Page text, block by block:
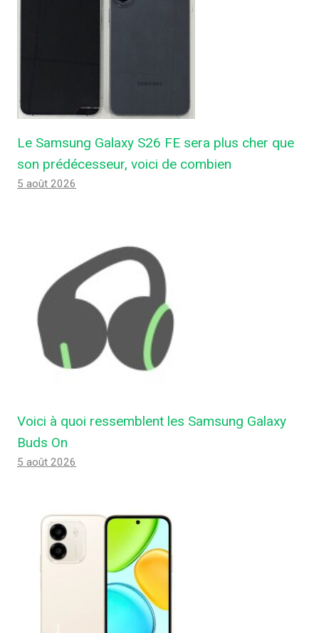
Le Samsung Galaxy S26 FE sera plus cher que
son prédécesseur, voici de combien
5 août 2026
Voici à quoi ressemblent les Samsung Galaxy
Buds On
5 août 2026